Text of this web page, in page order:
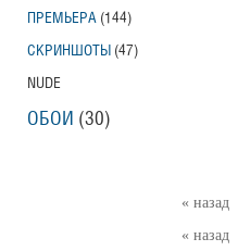
« назад
« назад
ПРЕМЬЕРА (144)
СКРИНШОТЫ (47)
NUDE
ОБОИ (30)